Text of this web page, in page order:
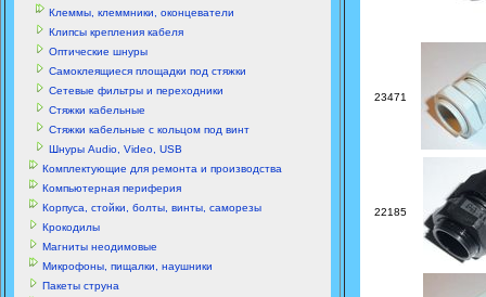
Клеммы, клеммники, оконцеватели
Клипсы крепления кабеля
Оптические шнуры
Самоклеящиеся площадки под стяжки
Сетевые фильтры и переходники
Стяжки кабельные
Стяжки кабельные с кольцом под винт
Шнуры Audio, Video, USB
Комплектующие для ремонта и производства
Компьютерная периферия
Корпуса, стойки, болты, винты, саморезы
Крокодилы
Магниты неодимовые
Микрофоны, пищалки, наушники
Пакеты струна
23471
22185